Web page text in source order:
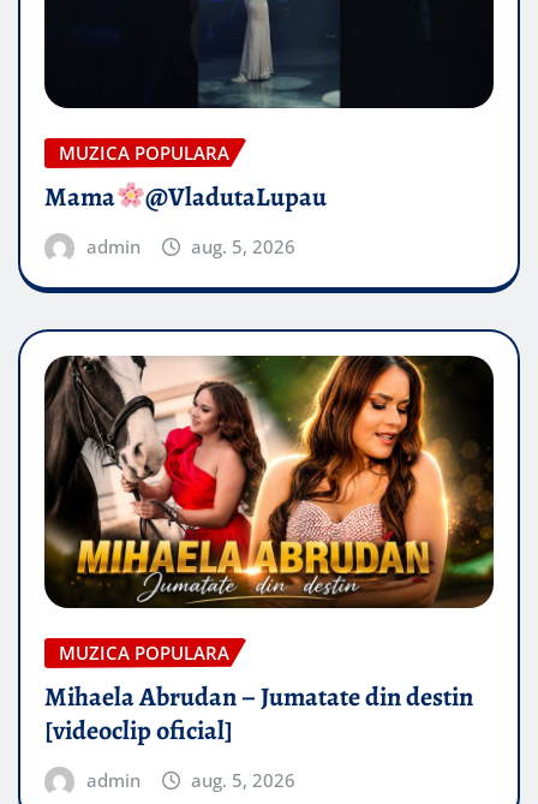
MUZICA POPULARA
Mama @VladutaLupau
admin aug. 5, 2026
MUZICA POPULARA
Mihaela Abrudan – Jumatate din destin
[videoclip oficial]
admin aug. 5, 2026